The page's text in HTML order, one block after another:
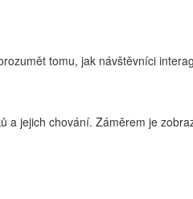
tomu, jak návštěvníci
jejich chování. Záměrem je